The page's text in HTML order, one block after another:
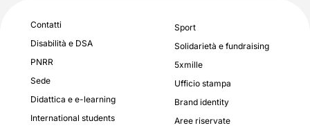
Contatti
Disabilità e DSA
PNRR
Sede
Didattica e e-learning
International students
Sport
Solidarietà e fundraising
5xmille
Ufficio stampa
Brand identity
Aree riservate